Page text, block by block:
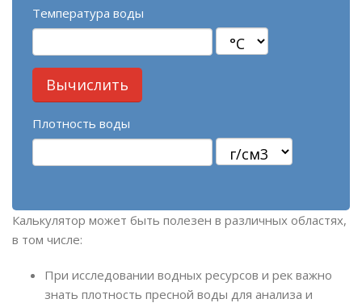
Температура воды
Плотность воды
Калькулятор может быть полезен в различных областях,
в том числе:
При исследовании водных ресурсов и рек важно
знать плотность пресной воды для анализа и